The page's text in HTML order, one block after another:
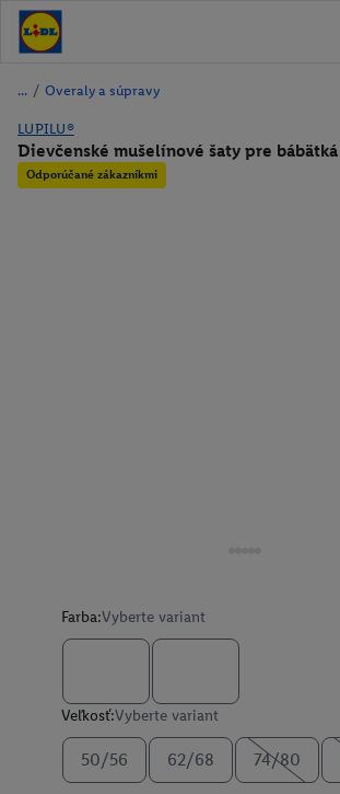
/ Overaly a súpravy
LUPILU®
Dievčenské mušelínové šaty pre bábätká
Odporúčané zákazníkmi
Farba:Vyberte variant
Veľkosť:Vyberte variant
50/56 62/68 74/80